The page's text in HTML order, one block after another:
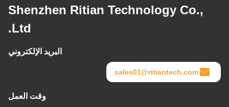
Shenzhen Ritian Technology Co.,
Ltd.
البريد الإلكتروني
sales01@ritiantech.com
وقت العمل